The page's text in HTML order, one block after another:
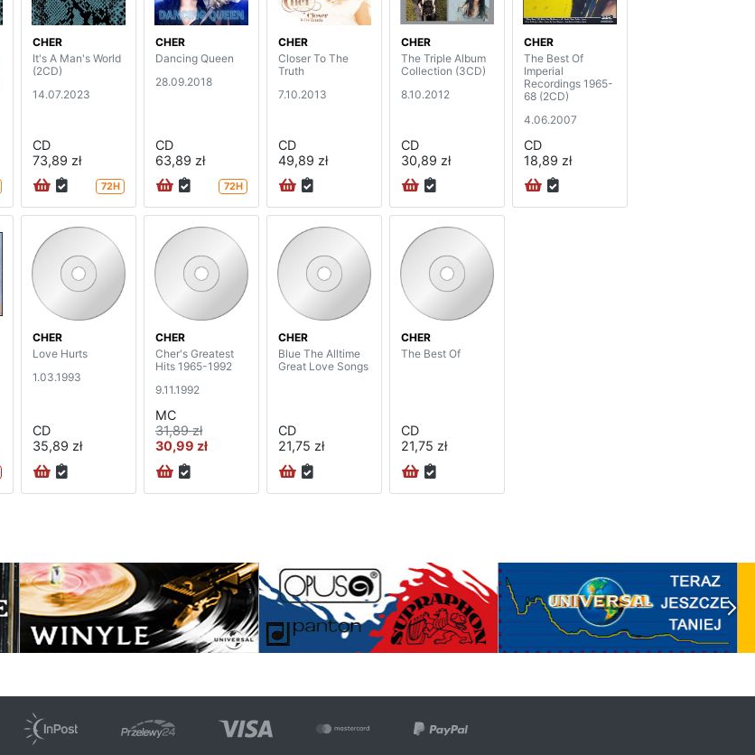
CHER
It's A Man's World
(2CD)
14.07.2023
CD
73,89 zł
72H
CHER
Dancing Queen
28.09.2018
CD
63,89 zł
72H
CHER
Closer To The
Truth
7.10.2013
CD
49,89 zł
CHER
The Triple Album
Collection (3CD)
8.10.2012
CD
30,89 zł
CHER
The Best Of
Imperial
Recordings 1965-
68 (2CD)
4.06.2007
CD
18,89 zł
CHER
Love Hurts
1.03.1993
CD
35,89 zł
CHER
Cher's Greatest
Hits 1965-1992
9.11.1992
MC
31,89 zł
30,99 zł
CHER
Blue The Alltime
Great Love Songs
CD
21,75 zł
CHER
The Best Of
CD
21,75 zł